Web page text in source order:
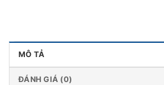
MÔ TẢ
ĐÁNH GIÁ (0)